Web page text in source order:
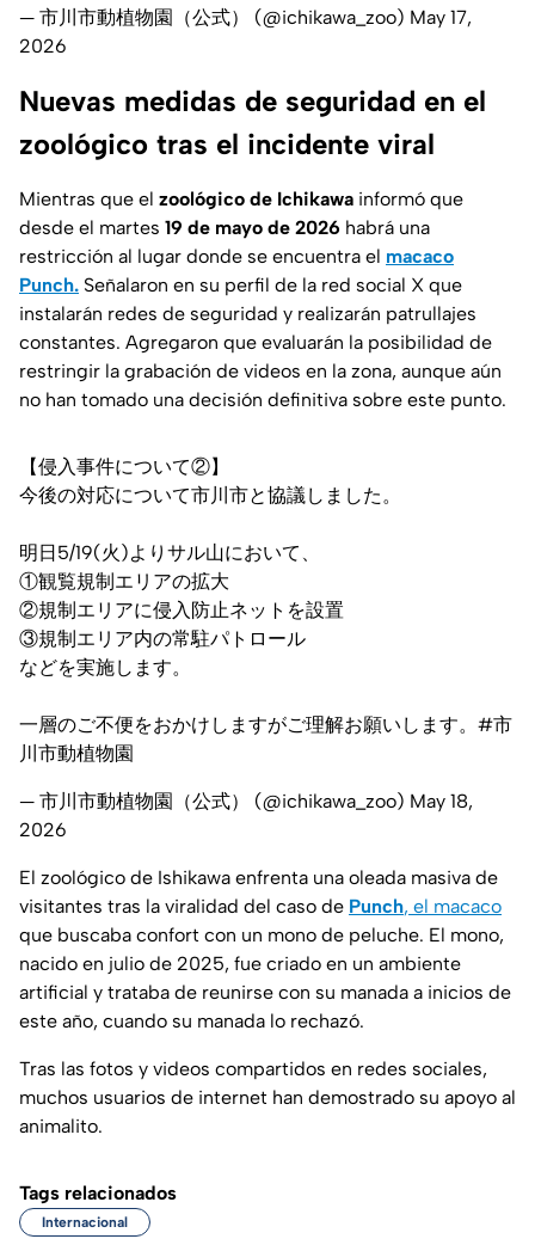
— 市川市動植物園（公式） (@ichikawa_zoo) May 17,
2026
Nuevas medidas de seguridad en el
zoológico tras el incidente viral
Mientras que el zoológico de Ichikawa informó que
desde el martes 19 de mayo de 2026 habrá una
restricción al lugar donde se encuentra el macaco
Punch. Señalaron en su perfil de la red social X que
instalarán redes de seguridad y realizarán patrullajes
constantes. Agregaron que evaluarán la posibilidad de
restringir la grabación de videos en la zona, aunque aún
no han tomado una decisión definitiva sobre este punto.
【侵入事件について②】
今後の対応について市川市と協議しました。
明日5/19(火)よりサル山において、
①観覧規制エリアの拡大
②規制エリアに侵入防止ネットを設置
③規制エリア内の常駐パトロール
などを実施します。
一層のご不便をおかけしますがご理解お願いします。 #市
川市動植物園
— 市川市動植物園（公式） (@ichikawa_zoo) May 18,
2026
El zoológico de Ishikawa enfrenta una oleada masiva de
visitantes tras la viralidad del caso de Punch, el macaco
que buscaba confort con un mono de peluche. El mono,
nacido en julio de 2025, fue criado en un ambiente
artificial y trataba de reunirse con su manada a inicios de
este año, cuando su manada lo rechazó.
Tras las fotos y videos compartidos en redes sociales,
muchos usuarios de internet han demostrado su apoyo al
animalito.
Tags relacionados
Internacional